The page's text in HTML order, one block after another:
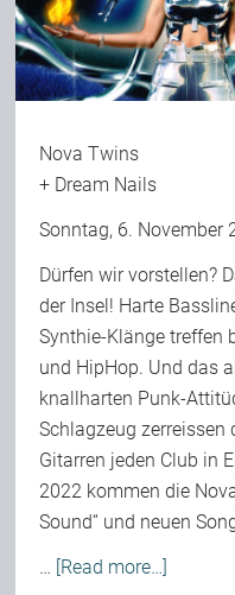
Nova Twins
+ Dream Nails
Sonntag, 6. November
Dürfen wir vorstellen?
der Insel! Harte
Synthie-Klänge treffen
und HipHop. Und das
knallharten Punk-
Schlagzeug zerreissen
Gitarren jeden Club in
2022 kommen die
Sound“ und neuen
… [Read more…]